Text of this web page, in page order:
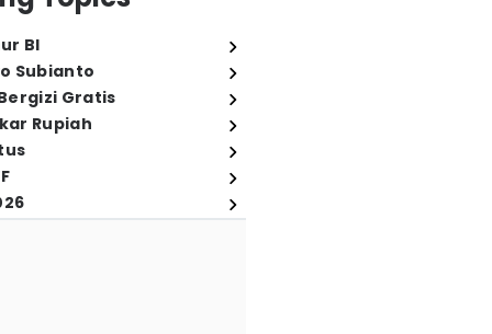
BI
Subianto
Gratis
Rupiah